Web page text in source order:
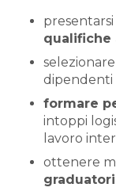
qualifiche
dipendenti
formare
intoppi
lavoro
ottenere